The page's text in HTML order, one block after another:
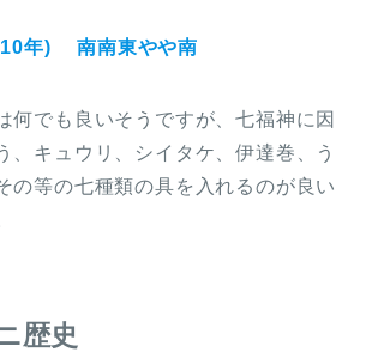
10年) 南南東やや南
何でも良いそうですが、七福神に因
、キュウリ、シイタケ、伊達巻、う
の等の七種類の具を入れるのが良い
歴史